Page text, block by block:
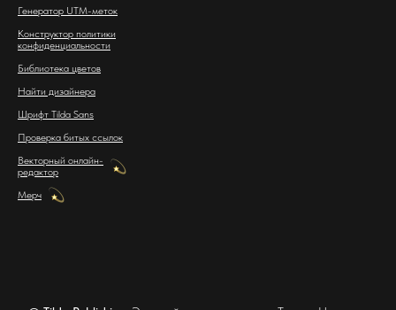
Генератор UTM-меток
Конструктор политики
конфиденциальности
Библиотека цветов
Найти дизайнера
Шрифт Tilda Sans
Проверка битых ссылок
Векторный онлайн-
редактор
Мерч